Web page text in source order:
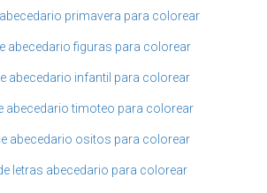
primavera para colorear
abecedario figuras para colorear
abecedario infantil para colorear
abecedario timoteo para colorear
abecedario ositos para colorear
letras abecedario para colorear